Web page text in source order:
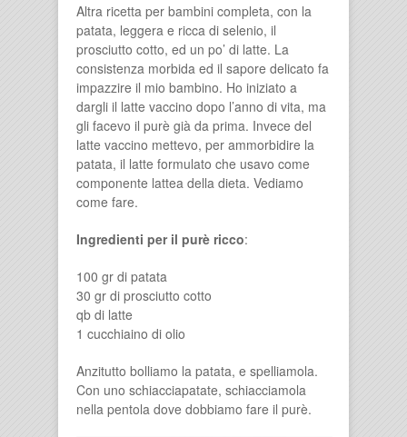
Altra ricetta per bambini completa, con la
patata, leggera e ricca di selenio, il
prosciutto cotto, ed un po’ di latte. La
consistenza morbida ed il sapore delicato fa
impazzire il mio bambino. Ho iniziato a
dargli il latte vaccino dopo l’anno di vita, ma
gli facevo il purè già da prima. Invece del
latte vaccino mettevo, per ammorbidire la
patata, il latte formulato che usavo come
componente lattea della dieta. Vediamo
come fare.
Ingredienti per il purè ricco:
100 gr di patata
30 gr di prosciutto cotto
qb di latte
1 cucchiaino di olio
Anzitutto bolliamo la patata, e spelliamola.
Con uno schiacciapatate, schiacciamola
nella pentola dove dobbiamo fare il purè.